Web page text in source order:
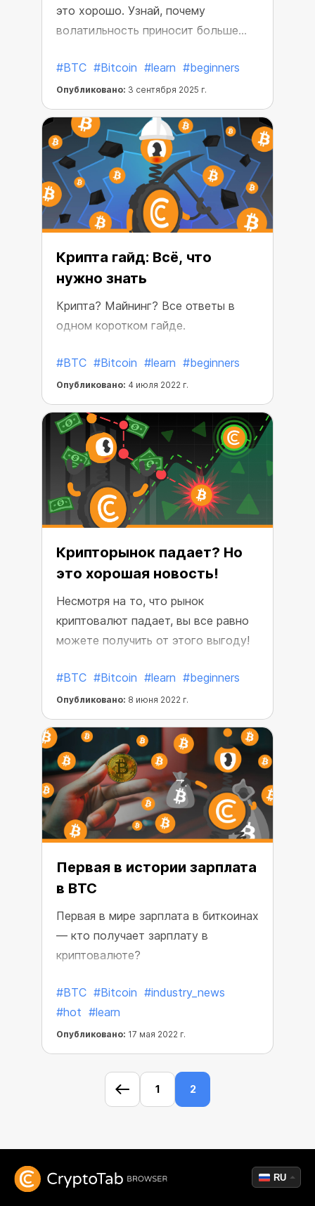
это хорошо. Узнай, почему
волатильность приносит больше
вместо того чтобы тонуть вместе с
рынком.
#BTC #Bitcoin #learn #beginners
Опубликовано: 3 сентября 2025 г.
Крипта гайд: Всё, что
нужно знать
Крипта? Майнинг? Все ответы в
одном коротком гайде.
#BTC #Bitcoin #learn #beginners
Опубликовано: 4 июля 2022 г.
Крипторынок падает? Но
это хорошая новость!
Несмотря на то, что рынок
криптовалют падает, вы все равно
можете получить от этого выгоду!
#BTC #Bitcoin #learn #beginners
Опубликовано: 8 июня 2022 г.
Первая в истории зарплата
в BTC
Первая в мире зарплата в биткоинах
— кто получает зарплату в
криптовалюте?
#BTC #Bitcoin #industry_news
#hot #learn
Опубликовано: 17 мая 2022 г.
1 2
RU